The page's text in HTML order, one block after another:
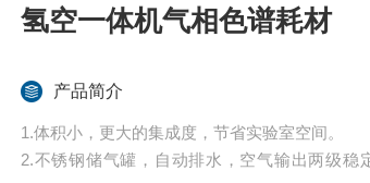
氢空一体机气相色谱耗材
产品简介
1.体积小，更大的集成度，节省实验室空间。
2.不锈钢储气罐，自动排水，空气输出两级